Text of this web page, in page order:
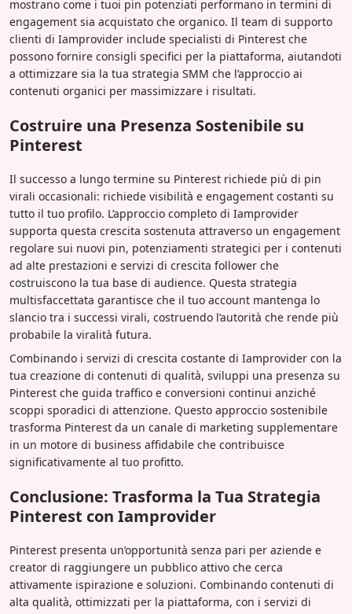
mostrano come i tuoi pin potenziati performano in termini di
engagement sia acquistato che organico. Il team di supporto
clienti di Iamprovider include specialisti di Pinterest che
possono fornire consigli specifici per la piattaforma, aiutandoti
a ottimizzare sia la tua strategia SMM che l’approccio ai
contenuti organici per massimizzare i risultati.
Costruire una Presenza Sostenibile su
Pinterest
Il successo a lungo termine su Pinterest richiede più di pin
virali occasionali: richiede visibilità e engagement costanti su
tutto il tuo profilo. L’approccio completo di Iamprovider
supporta questa crescita sostenuta attraverso un engagement
regolare sui nuovi pin, potenziamenti strategici per i contenuti
ad alte prestazioni e servizi di crescita follower che
costruiscono la tua base di audience. Questa strategia
multisfaccettata garantisce che il tuo account mantenga lo
slancio tra i successi virali, costruendo l’autorità che rende più
probabile la viralità futura.
Combinando i servizi di crescita costante di Iamprovider con la
tua creazione di contenuti di qualità, sviluppi una presenza su
Pinterest che guida traffico e conversioni continui anziché
scoppi sporadici di attenzione. Questo approccio sostenibile
trasforma Pinterest da un canale di marketing supplementare
in un motore di business affidabile che contribuisce
significativamente al tuo profitto.
Conclusione: Trasforma la Tua Strategia
Pinterest con Iamprovider
Pinterest presenta un’opportunità senza pari per aziende e
creator di raggiungere un pubblico attivo che cerca
attivamente ispirazione e soluzioni. Combinando contenuti di
alta qualità, ottimizzati per la piattaforma, con i servizi di